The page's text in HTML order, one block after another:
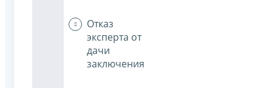
Отказ
эксперта от
дачи
заключения